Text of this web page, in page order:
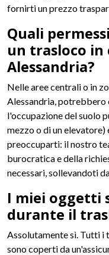
fornirti un prezzo
Quali
un trasloco in
Alessandria?
Nelle aree centrali o in
Alessandria, potrebbero
l'occupazione del suolo
mezzo o di un
preoccuparti: il nostro
burocratica e della
necessari, sollevandoti
I miei oggetti
durante il
Assolutamente sì. Tutti
sono coperti da